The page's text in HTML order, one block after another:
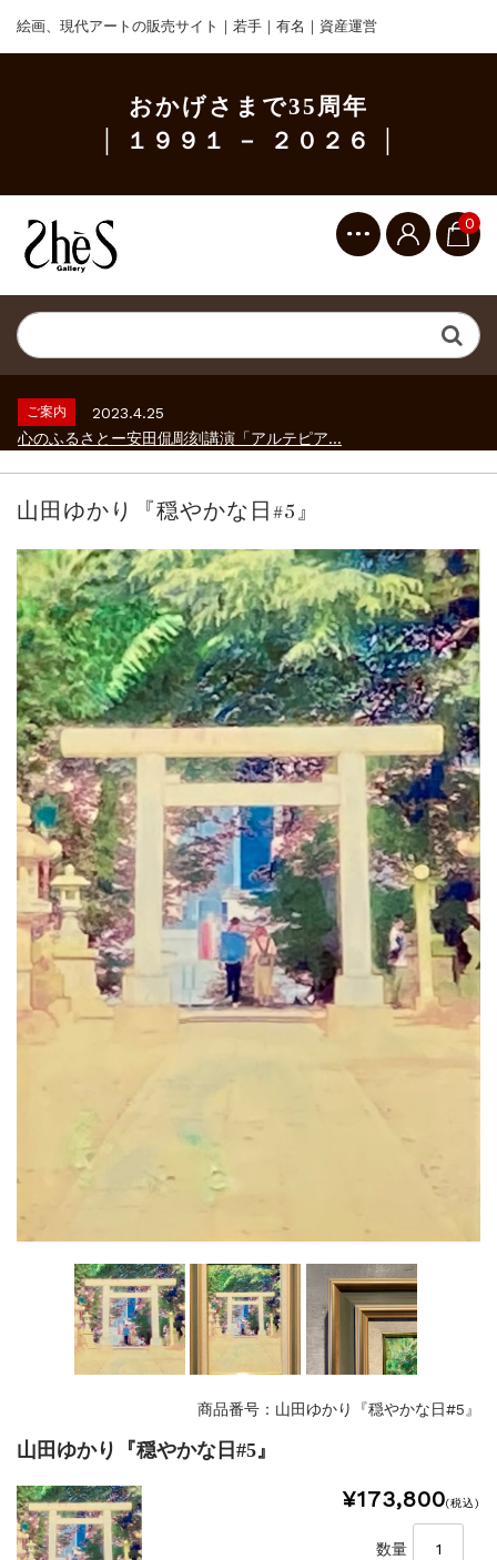
絵画、現代アートの販売サイト｜若手｜有名｜資産運営
おかげさまで35周年
│ １９９１ － ２０２６ │
0
ご案内
2023.2.25
ギャラリーシーズ「秋の美術散歩 京都・大...
砂澤ビッキ展 －砂澤ビッキの生きた時代－...
ご案内
2023.4.25
ご案内
2023.2.25
ギャラリーシーズ「秋の美術散歩 京都・大...
ご案内
2023.4.25
ご案内
2023.2.25
ギャラリーシーズ「秋の美術散歩 京都・大...
山田ゆかり『穏やかな日#5』
商品番号：山田ゆかり『穏やかな日#5』
山田ゆかり『穏やかな日#5』
¥173,800(税込)
数量